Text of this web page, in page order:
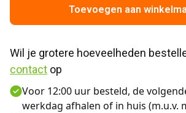
Toevoegen aan
contact op
Voor 12:00 uur besteld, de
werkdag afhalen of in huis (m.u.v.